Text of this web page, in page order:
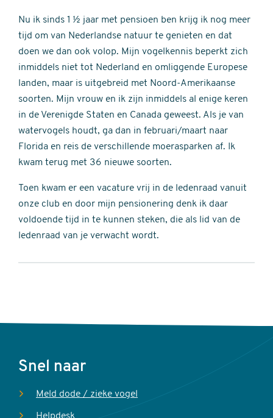
Nu ik sinds 1 ½ jaar met pensioen ben krijg ik nog meer
tijd om van Nederlandse natuur te genieten en dat
doen we dan ook volop. Mijn vogelkennis beperkt zich
inmiddels niet tot Nederland en omliggende Europese
landen, maar is uitgebreid met Noord-Amerikaanse
soorten. Mijn vrouw en ik zijn inmiddels al enige keren
in de Verenigde Staten en Canada geweest. Als je van
watervogels houdt, ga dan in februari/maart naar
Florida en reis de verschillende moerasparken af. Ik
kwam terug met 36 nieuwe soorten.
Toen kwam er een vacature vrij in de ledenraad vanuit
onze club en door mijn pensionering denk ik daar
voldoende tijd in te kunnen steken, die als lid van de
ledenraad van je verwacht wordt.
Voet
Snel naar
Meld dode / zieke vogel
Helpdesk